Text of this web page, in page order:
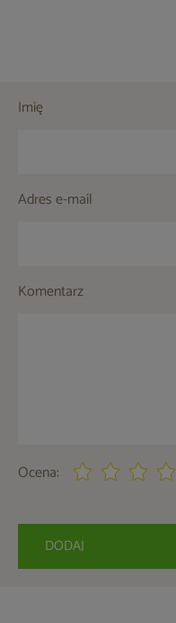
Imię
Adres e-mail
Komentarz
Ocena:
DODAJ